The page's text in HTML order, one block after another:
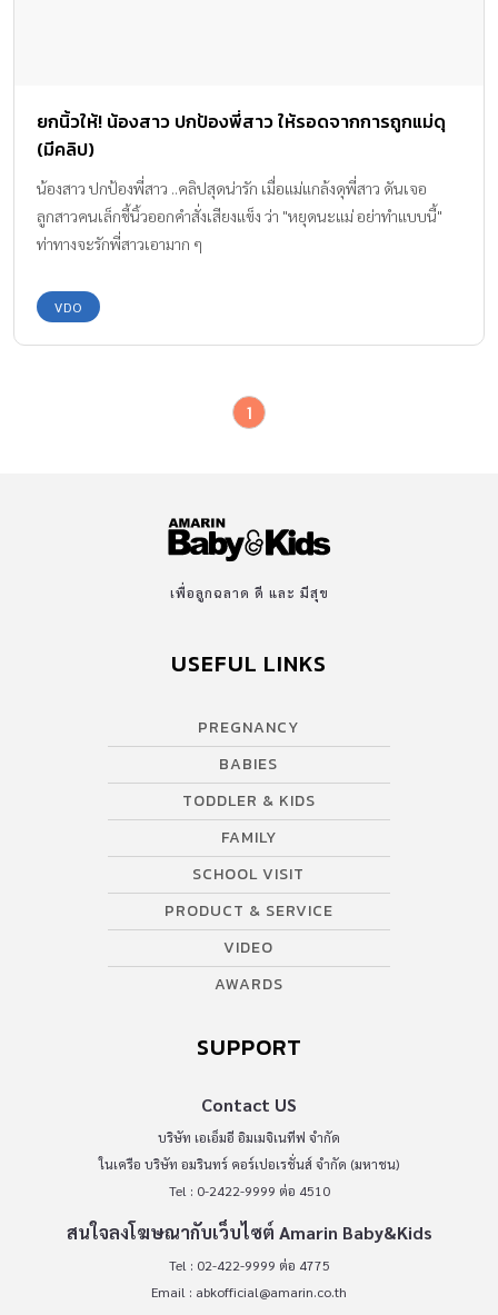
ยกนิ้วให้! น้องสาว ปกป้องพี่สาว ให้รอดจากการถูกแม่ดุ
(มีคลิป)
น้องสาว ปกป้องพี่สาว ..คลิปสุดน่ารัก เมื่อแม่แกล้งดุพี่สาว ดันเจอ
ลูกสาวคนเล็กชี้นิ้วออกคำสั่งเสียงแข็ง ว่า "หยุดนะแม่ อย่าทำแบบนี้"
ท่าทางจะรักพี่สาวเอามาก ๆ
VDO
1
เพื่อลูกฉลาด ดี และ มีสุข
USEFUL LINKS
PREGNANCY
BABIES
TODDLER & KIDS
FAMILY
SCHOOL VISIT
PRODUCT & SERVICE
VIDEO
AWARDS
SUPPORT
Contact US
บริษัท เอเอ็มอี อิมเมจิเนทีฟ จำกัด
ในเครือ บริษัท อมรินทร์ คอร์เปอเรชั่นส์ จำกัด (มหาชน)
Tel : 0-2422-9999 ต่อ 4510
สนใจลงโฆษณากับเว็บไซต์ Amarin Baby&Kids
Tel : 02-422-9999 ต่อ 4775
Email : abkofficial@amarin.co.th